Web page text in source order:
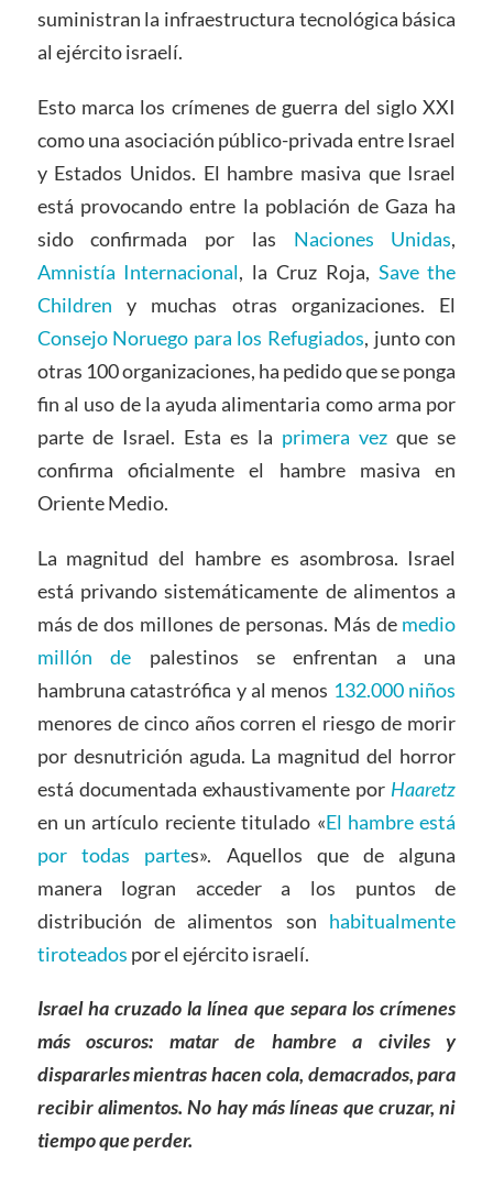
suministran la infraestructura tecnológica básica
al ejército israelí.
Esto marca los crímenes de guerra del siglo XXI
como una asociación público-privada entre Israel
y Estados Unidos. El hambre masiva que Israel
está provocando entre la población de Gaza ha
sido confirmada por las Naciones Unidas,
Amnistía Internacional, la Cruz Roja, Save the
Children y muchas otras organizaciones. El
Consejo Noruego para los Refugiados, junto con
otras 100 organizaciones, ha pedido que se ponga
fin al uso de la ayuda alimentaria como arma por
parte de Israel. Esta es la primera vez que se
confirma oficialmente el hambre masiva en
Oriente Medio.
La magnitud del hambre es asombrosa. Israel
está privando sistemáticamente de alimentos a
más de dos millones de personas. Más de medio
millón de palestinos se enfrentan a una
hambruna catastrófica y al menos 132.000 niños
menores de cinco años corren el riesgo de morir
por desnutrición aguda. La magnitud del horror
está documentada exhaustivamente por Haaretz
en un artículo reciente titulado «El hambre está
por todas partes». Aquellos que de alguna
manera logran acceder a los puntos de
distribución de alimentos son habitualmente
tiroteados por el ejército israelí.
Israel ha cruzado la línea que separa los crímenes
más oscuros: matar de hambre a civiles y
dispararles mientras hacen cola, demacrados, para
recibir alimentos. No hay más líneas que cruzar, ni
tiempo que perder.